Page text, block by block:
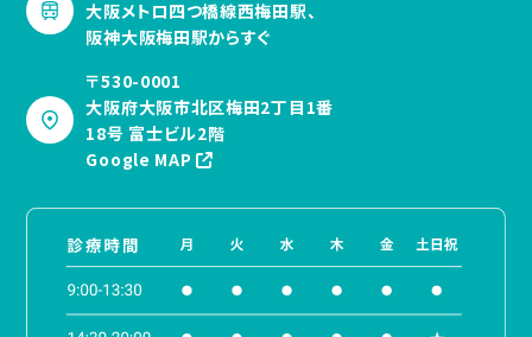
大阪メトロ四つ橋線西梅田駅、
阪神大阪梅田駅からすぐ
〒530-0001
大阪府大阪市北区梅田2丁目1番
18号 富士ビル2階
Google MAP